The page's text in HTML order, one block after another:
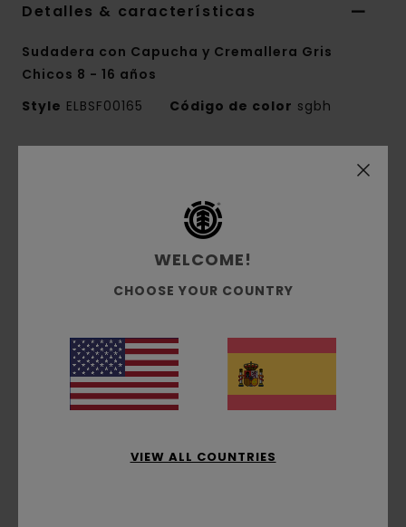
Detalles & características
Sudadera con Capucha y Cremallera Gris
Chicos 8 - 16 años
Style ELBSF00165 Código de color sgbh
colección Mainline
terry francés cepillado, mezcla de
40% poliéster reciclado, 30% algodón regular y
corte normal
Mangas:Mangas largas
Cierre:cierre con cremallera completa
Bolsillos:bolsillos estilo canguro
Marca:estampado en el pecho y en la parte
Etiqueta rectangular de la marca en la
WELCOME!
CHOOSE YOUR COUNTRY
VIEW ALL COUNTRIES